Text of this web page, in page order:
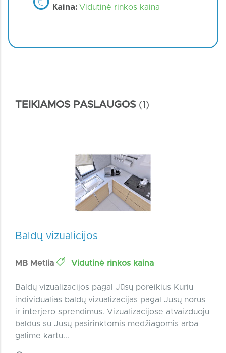
Kaina: Vidutinė rinkos kaina
TEIKIAMOS PASLAUGOS (1)
Baldų vizualicijos
MB Metlia Vidutinė rinkos kaina
Baldų vizualizacijos pagal Jūsų poreikius Kuriu
individualias baldų vizualizacijas pagal Jūsų norus
ir interjero sprendimus. Vizualizacijose atvaizduoju
baldus su Jūsų pasirinktomis medžiagomis arba
galime kartu...